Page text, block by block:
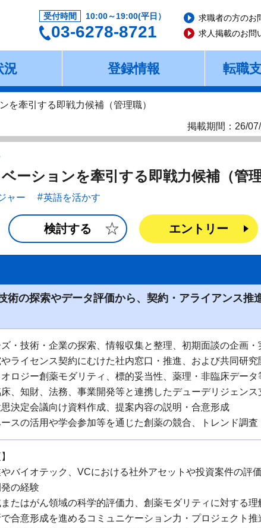
受付時間 10:00～19:00(平日）
03-6278-8721
求職者の方のお
求人掲載のお問
況 登録情報 転職
を牽引する即戦力候補（管理職）
掲載期間：26/
ーションを牽引する即戦力候補（管理
ャー 英語を活かす
検討する エントリー
術の探索やデータ評価から、契約・アライアンス推
・技術・企業の探索、情報収集と整理、初期面談の企画・
ライセンス契約にむけた社内窓口・推進、および共同研
ロジー創薬モダリティ、標的妥当性、薬理・非臨床データ
、知財、法務、事業開発等と連携したデューデリジェンス
決定会議向け資料作成、提案内容の説明・合意形成
スの活用や学会参加等を通じた創薬の競合、トレンド調査
バイオテック、VCにおける社外アセットや投資案件の評
の経験
たはがん領域の科学的評価力、創薬モダリティに対する理
合意形成を進めるコミュニケーション力・プロジェクト推